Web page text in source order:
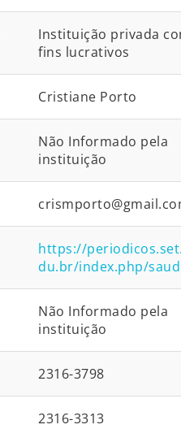
Instituição privada
fins lucrativos
Cristiane Porto
Não Informado pela
instituição
https://
du.br/index.php/
Não Informado pela
instituição
2316-3798
2316-3313